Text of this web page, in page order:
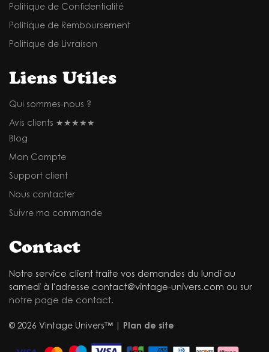
Politique de Confidentialité
Politique de Remboursement
Politique de Livraison
Liens Utiles
Qui sommes-nous ?
Avis clients ★★★★★
Blog
Mon Compte
Support client
Nous contacter
Suivre ma commande
Contact
Notre service client traite vos demandes du lundi au
samedi à l'adresse contact@vintage-univers.com ou sur
notre page de contact.
© 2026 Vintage Univers™ | Plan de site